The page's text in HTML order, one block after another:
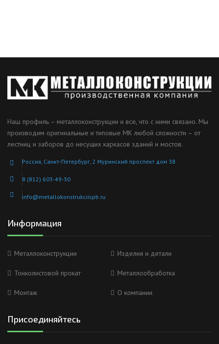
Наш профиль – металлоконструкции и все, что с ними связано. Мы
производим оригинальные и типовые МК любой сложности – от
лестниц и заборов до несущих каркасов зданий и мостов.
Россия, Санкт-Петербург, 2 Муринский проспект дом 38
8 (812) 603-49-30
info@metallokonstrukciispb.ru
Информация
Металлоконструкции Изделия и детали
Тонколистовой прокат Металлообработка
Монтаж О компании
Присоединяйтесь